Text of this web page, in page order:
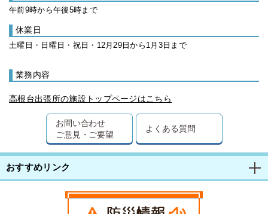
午前9時から午後5時まで
休業日
土曜日・日曜日・祝日・12月29日から1月3日まで
業務内容
高根台出張所の施設トップページはこちら
お問い合わせ
ご意見・ご要望
よくある質問
おすすめリンク